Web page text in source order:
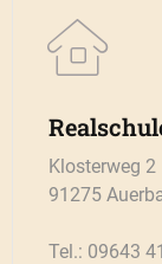
Klosterweg 2
91275
Tel.: 09643